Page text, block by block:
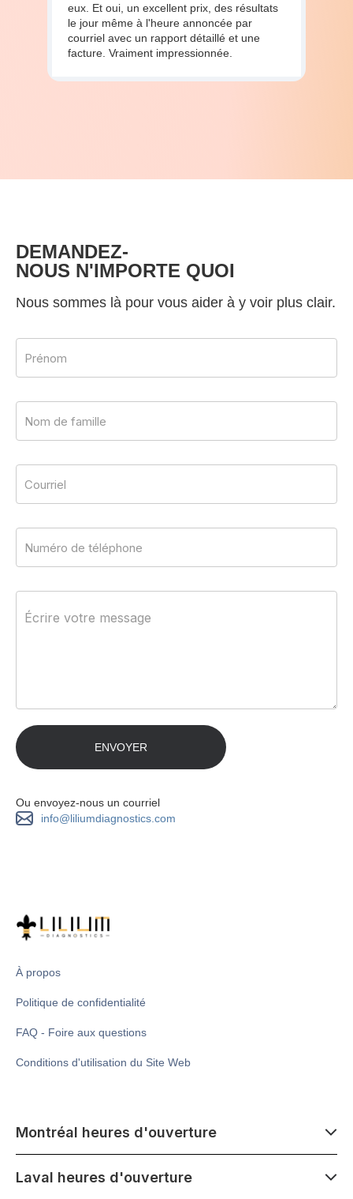
eux. Et oui, un excellent prix, des résultats
le jour même à l'heure annoncée par
courriel avec un rapport détaillé et une
facture. Vraiment impressionnée.
DEMANDEZ-
NOUS N'IMPORTE QUOI
Nous sommes là pour vous aider à y voir plus clair.
Ou envoyez-nous un courriel
info@liliumdiagnostics.com
À propos
Politique de confidentialité
FAQ - Foire aux questions
Conditions d'utilisation du Site Web
Montréal heures d'ouverture
Lundi - Samedi
Laval heures d'ouverture